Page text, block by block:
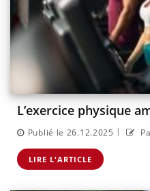
L’exercice physique
Publié le 26.12.2025 |
LIRE L'ARTICLE